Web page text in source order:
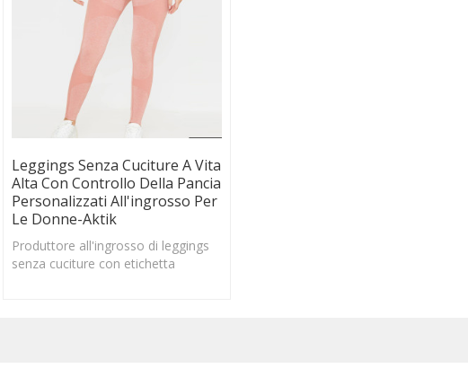
Leggings Senza Cuciture A Vita
Alta Con Controllo Della Pancia
Personalizzati All'ingrosso Per
Le Donne-Aktik
Produttore all'ingrosso di leggings
senza cuciture con etichetta